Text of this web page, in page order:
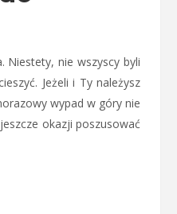
Niestety, nie wszyscy byli
Jeżeli i Ty należysz
wypad w góry nie
okazji poszusować